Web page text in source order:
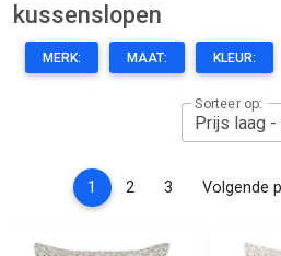
kussenslopen
MERK: MAAT: KLEUR:
Sorteer op:
1 (current)
2 3 Volgende